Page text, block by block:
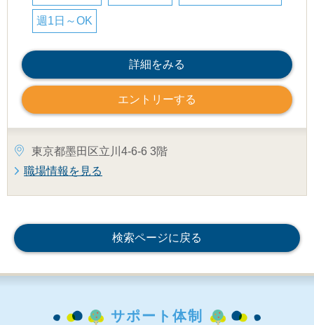
週1日～OK
詳細をみる
エントリーする
東京都墨田区立川4-6-6 3階
職場情報を見る
検索ページに戻る
サポート体制